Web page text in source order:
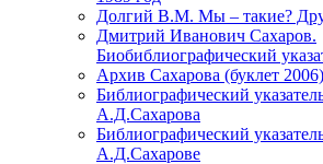
Долгий В.М. Мы – такие?
Дмитрий Иванович Сахаров.
Биобиблиографический
Архив Сахарова (буклет 2006)
Библиографический
А.Д.Сахарова
Библиографический
А.Д.Сахарове